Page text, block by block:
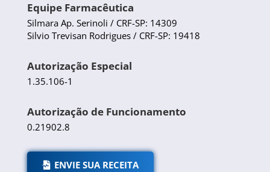
Equipe Farmacêutica
Silmara Ap. Serinoli / CRF-SP: 14309
Silvio Trevisan Rodrigues / CRF-SP: 19418
Autorização Especial
1.35.106-1
Autorização de Funcionamento
0.21902.8
ENVIE SUA RECEITA